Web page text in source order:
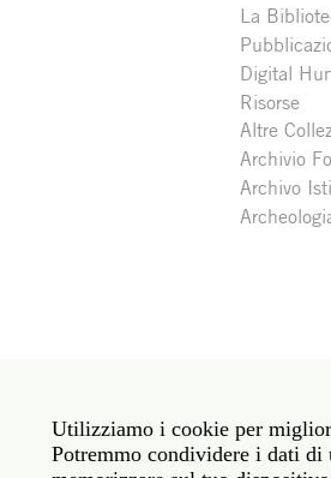
La
Digital
Risorse
Altre
Archivio
Archivo
media
Roma: Via Angelo Masina 5
New York: 535 West 22nd
Utilizziamo i cookie per
Potremmo condividere i dati